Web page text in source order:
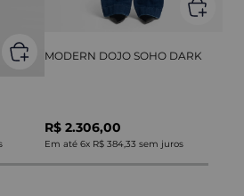
MODERN DOJO SOHO DARK
R$ 2.306,00
Em até 6x R$ 384,33 sem juros